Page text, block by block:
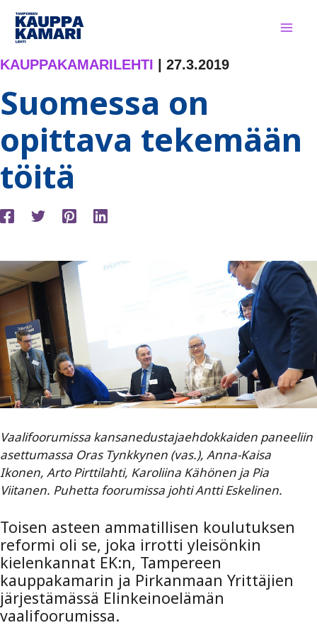
Siirry
sisältöön
KAUPPAKAMARILEHTI 27.3.2019
Suomessa on
opittava tekemään
töitä
Vaalifoorumissa kansanedustajaehdokkaiden paneeliin
asettumassa Oras Tynkkynen (vas.), Anna-Kaisa
Ikonen, Arto Pirttilahti, Karoliina Kähönen ja Pia
Viitanen. Puhetta foorumissa johti Antti Eskelinen.
Toisen asteen ammatillisen koulutuksen
reformi oli se, joka irrotti yleisönkin
kielenkannat EK:n, Tampereen
kauppakamarin ja Pirkanmaan Yrittäjien
järjestämässä Elinkeinoelämän
vaalifoorumissa.